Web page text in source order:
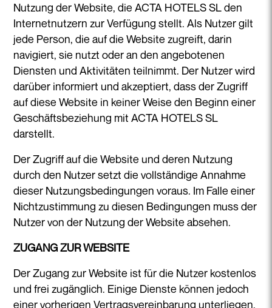
Nutzung der Website, die ACTA HOTELS SL den
Internetnutzern zur Verfügung stellt. Als Nutzer gilt
jede Person, die auf die Website zugreift, darin
navigiert, sie nutzt oder an den angebotenen
Diensten und Aktivitäten teilnimmt. Der Nutzer wird
darüber informiert und akzeptiert, dass der Zugriff
auf diese Website in keiner Weise den Beginn einer
Geschäftsbeziehung mit ACTA HOTELS SL
darstellt.
Der Zugriff auf die Website und deren Nutzung
durch den Nutzer setzt die vollständige Annahme
dieser Nutzungsbedingungen voraus. Im Falle einer
Nichtzustimmung zu diesen Bedingungen muss der
Nutzer von der Nutzung der Website absehen.
ZUGANG ZUR WEBSITE
Der Zugang zur Website ist für die Nutzer kostenlos
und frei zugänglich. Einige Dienste können jedoch
einer vorherigen Vertragsvereinbarung unterliegen.